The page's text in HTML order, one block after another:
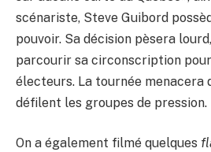
scénariste, Steve Guibord
pouvoir. Sa décision pèsera
parcourir sa circonscription
électeurs. La tournée menacera
défilent les groupes de pression.
On a également filmé quelques